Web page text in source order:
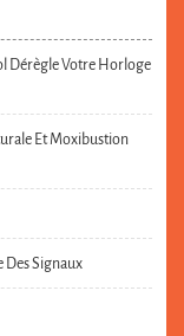
Dérègle Votre Horloge
Et Moxibustion
Des Signaux